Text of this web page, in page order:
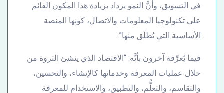
في التسويق‏،‏ وأنَّ النمو يزداد بزيادة هذا المكون‏ القائم
على تكنولوجيا المعلومات والاتصال‏،‏ كونها المنصة
الأساسية التي يُطلَق منها”.
فيما يُعرِّفه آخرون بأنَّه: “الاقتصاد الذي ينشئ الثروة من
خلال عمليات المعرفة وخدماتها كالإنشاء، والتحسين،
والتقاسم، والتعلُّم، والتطبيق، والاستخدام للمعرفة